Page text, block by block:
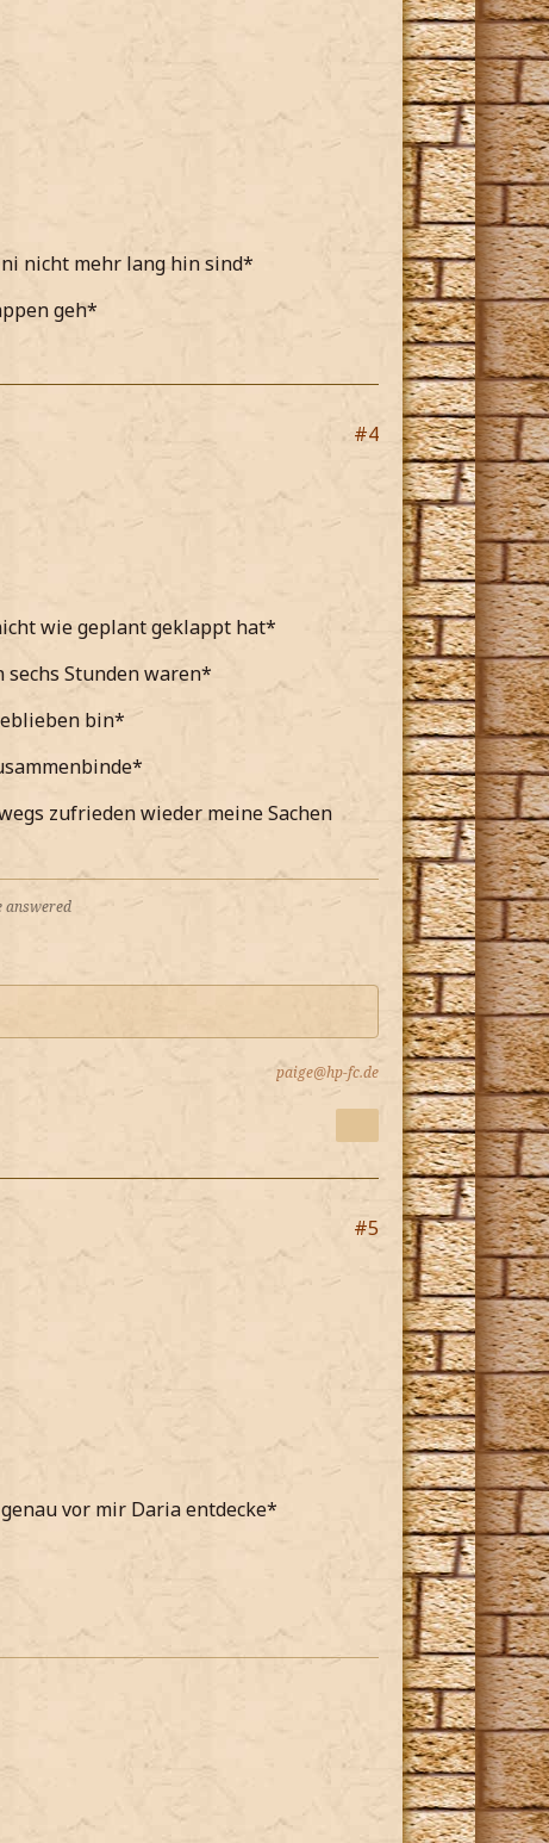
nicht mehr lang hin sind*
geh*
#4
wie geplant geklappt hat*
Stunden waren*
bin*
zufrieden wieder meine Sachen
answered
paige@hp-fc.de
#5
vor mir Daria entdecke*